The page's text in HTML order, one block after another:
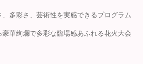
多彩さ、芸術性を実感できるプログラム
華絢爛で多彩な臨場感あふれる花火大会